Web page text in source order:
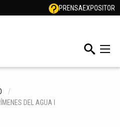
PRENSAEXPOSITOR
DEL AGUA I